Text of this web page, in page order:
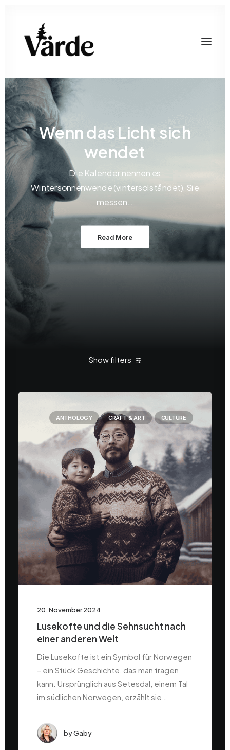
Wenn das Licht sich
wendet
Die Kalender nennen es
Wintersonnenwende (vintersolståndet). Sie
messen…
Read More
Show filters
ANTHOLOGY CRAFT & ART CULTURE
20. November 2024
Lusekofte und die Sehnsucht nach
einer anderen Welt
Die Lusekofte ist ein Symbol für Norwegen
– ein Stück Geschichte, das man tragen
kann. Ursprünglich aus Setesdal, einem Tal
im südlichen Norwegen, erzählt sie…
by Gaby